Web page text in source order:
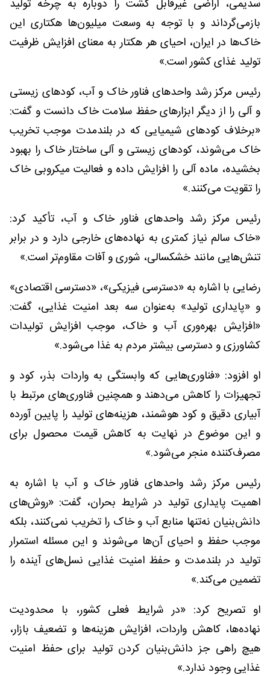
سدیمی، اراضی غیرقابل کشت را دوباره به چرخه تولید
بازمی‌گرداند و با توجه به وسعت میلیون‌ها هکتاری این
خاک‌ها در ایران، احیای هر هکتار به معنای افزایش ظرفیت
تولید غذای کشور است.»
رئیس مرکز رشد واحد‌های فناور خاک و آب، کودهای زیستی
و آلی را از دیگر ابزارهای حفظ سلامت خاک دانست و گفت:
«برخلاف کودهای شیمیایی که در بلندمدت موجب تخریب
خاک می‌شوند، کودهای زیستی و آلی ساختار خاک را بهبود
بخشیده، ماده آلی را افزایش داده و فعالیت میکروبی خاک
را تقویت می‌کنند.»
رئیس مرکز رشد واحد‌های فناور خاک و آب، تأکید کرد:
«خاک سالم نیاز کمتری به نهاده‌های خارجی دارد و در برابر
تنش‌هایی مانند خشکسالی، شوری و آفات مقاوم‌تر است.»
رضایی با اشاره به «دسترسی فیزیکی»، «دسترسی اقتصادی»
و «پایداری تولید» به‌عنوان سه بعد امنیت غذایی، گفت:
«افزایش بهره‌وری آب و خاک، موجب افزایش تولیدات
کشاورزی و دسترسی بیشتر مردم به غذا می‌شود.»
او افزود: «فناوری‌هایی که وابستگی به واردات بذر، کود و
تجهیزات را کاهش می‌دهند و همچنین فناوری‌های مرتبط با
آبیاری دقیق و کود هوشمند، هزینه‌های تولید را پایین آورده
و این موضوع در نهایت به کاهش قیمت محصول برای
مصرف‌کننده منجر می‌شود.»
رئیس مرکز رشد واحد‌های فناور خاک و آب با اشاره به
اهمیت پایداری تولید در شرایط بحران، گفت: «روش‌های
دانش‌بنیان نه‌تنها منابع آب و خاک را تخریب نمی‌کنند، بلکه
موجب حفظ و احیای آن‌ها می‌شوند و این مسئله استمرار
تولید در بلندمدت و حفظ امنیت غذایی نسل‌های آینده را
تضمین می‌کند.»
او تصریح کرد: «در شرایط فعلی کشور، با محدودیت
نهاده‌ها، کاهش واردات، افزایش هزینه‌ها و تضعیف بازار،
هیچ راهی جز دانش‌بنیان کردن تولید برای حفظ امنیت
غذایی وجود ندارد.»